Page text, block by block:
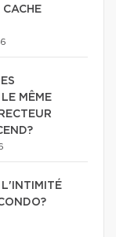
MÊME
L'INTIMITÉ